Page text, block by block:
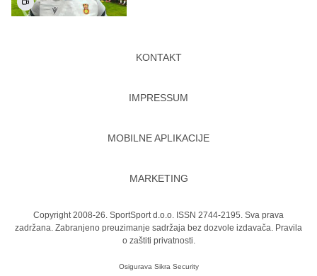
KONTAKT
IMPRESSUM
MOBILNE APLIKACIJE
MARKETING
Copyright 2008-26. SportSport d.o.o. ISSN 2744-2195. Sva prava
zadržana. Zabranjeno preuzimanje sadržaja bez dozvole izdavača. Pravila
o zaštiti privatnosti.
Osigurava Sikra Security